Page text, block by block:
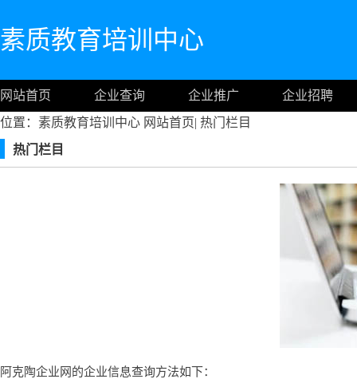
素质教育培训中心
网站首页 企业查询 企业推广
企业招聘
位置：素质教育培训中心 网站首页| 热门栏目
热门栏目
阿克陶企业网的企业信息查询方法如下：